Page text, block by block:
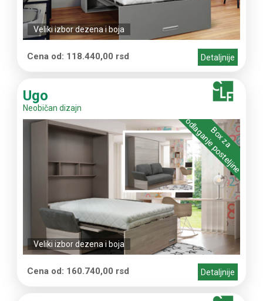
Veliki izbor dezena i boja
Detaljnije
Cena od: 118.440,00 rsd
Ugo
Neobičan dizajn
Box za
odlaganje posteljine
Veliki izbor dezena i boja
Detaljnije
Cena od: 160.740,00 rsd